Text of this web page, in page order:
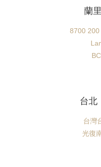
蘭
8700
台北
台灣
光復